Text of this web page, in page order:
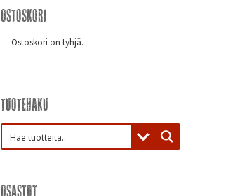
Ostoskori
Ostoskori on tyhjä.
Tuotehaku
Osastot